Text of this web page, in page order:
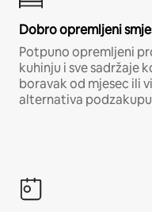
Dobro opremljeni
Potpuno opremljeni
kuhinju i sve sadržaje
boravak od mjesec ili
alternativa